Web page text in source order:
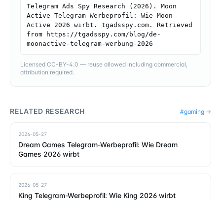
Telegram Ads Spy Research (2026). Moon
Active Telegram-Werbeprofil: Wie Moon
Active 2026 wirbt. tgadsspy.com. Retrieved
from https://tgadsspy.com/blog/de-
moonactive-telegram-werbung-2026
Licensed CC-BY-4.0 — reuse allowed including commercial,
attribution required.
RELATED RESEARCH #gaming →
2026-05-27
Dream Games Telegram-Werbeprofil: Wie Dream
Games 2026 wirbt
2026-05-27
King Telegram-Werbeprofil: Wie King 2026 wirbt